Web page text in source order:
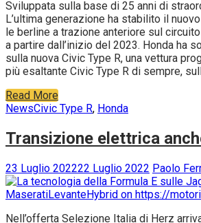
Sviluppata sulla base di 25 anni di
L’ultima generazione ha stabilito il
le berline a trazione anteriore sul
a partire dall’inizio del 2023. Honda ha
sulla nuova Civic Type R, una vettura
più esaltante Civic Type R di sempre,
Read More
NewsCivic Type R, Honda
Transizione elettrica
23 Luglio 202222 Luglio 2022 Paolo
Nell’offerta Selezione Italia di Herz